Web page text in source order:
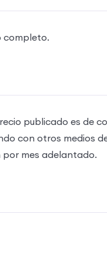
completo.
publicado es de
con otros medios
mes adelantado.